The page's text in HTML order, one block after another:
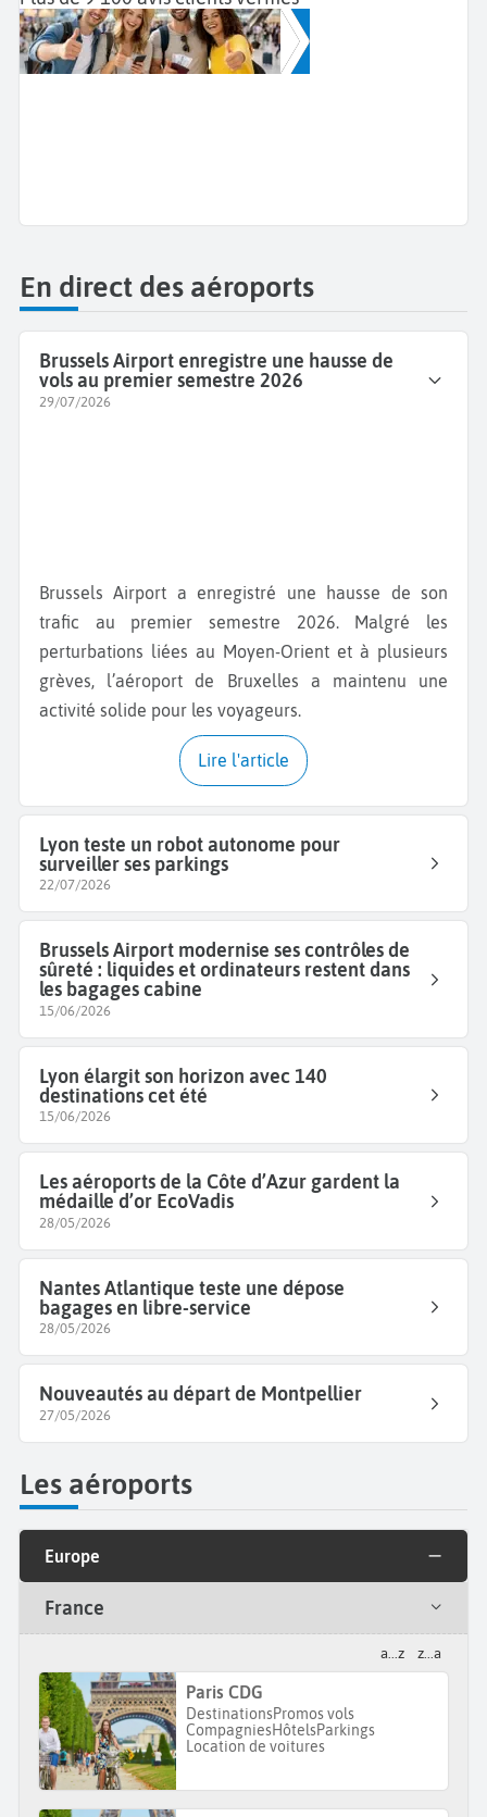
En direct des aéroports
Brussels Airport enregistre une hausse de
vols au premier semestre 2026
29/07/2026
Brussels Airport a enregistré une hausse de son
trafic au premier semestre 2026. Malgré les
perturbations liées au Moyen-Orient et à plusieurs
grèves, l’aéroport de Bruxelles a maintenu une
activité solide pour les voyageurs.
Lire l'article
Lyon teste un robot autonome pour
surveiller ses parkings
22/07/2026
Brussels Airport modernise ses contrôles de
sûreté : liquides et ordinateurs restent dans
les bagages cabine
15/06/2026
Lyon élargit son horizon avec 140
destinations cet été
15/06/2026
Les aéroports de la Côte d’Azur gardent la
médaille d’or EcoVadis
28/05/2026
Nantes Atlantique teste une dépose
bagages en libre-service
28/05/2026
Nouveautés au départ de Montpellier
27/05/2026
Les aéroports
Europe
France
a...z z...a
Paris CDG
DestinationsPromos vols
CompagniesHôtelsParkings
Location de voitures